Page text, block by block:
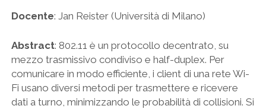
Docente: Jan Reister (Università di Milano)
Abstract: 802.11 è un protocollo decentrato, su
mezzo trasmissivo condiviso e half-duplex. Per
comunicare in modo efficiente, i client di una rete Wi-
Fi usano diversi metodi per trasmettere e ricevere
dati a turno, minimizzando le probabilità di collisioni. Si